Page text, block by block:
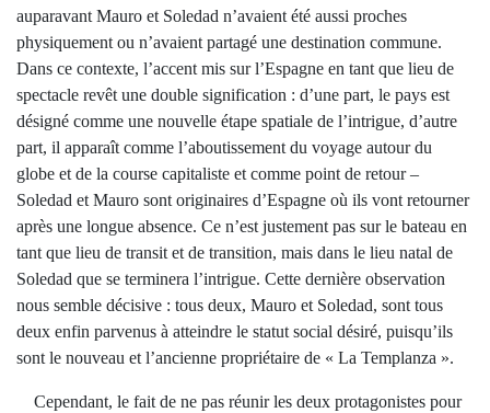
auparavant Mauro et Soledad n’avaient été aussi proches
physiquement ou n’avaient partagé une destination commune.
Dans ce contexte, l’accent mis sur l’Espagne en tant que lieu de
spectacle revêt une double signification : d’une part, le pays est
désigné comme une nouvelle étape spatiale de l’intrigue, d’autre
part, il apparaît comme l’aboutissement du voyage autour du
globe et de la course capitaliste et comme point de retour –
Soledad et Mauro sont originaires d’Espagne où ils vont retourner
après une longue absence. Ce n’est justement pas sur le bateau en
tant que lieu de transit et de transition, mais dans le lieu natal de
Soledad que se terminera l’intrigue. Cette dernière observation
nous semble décisive : tous deux, Mauro et Soledad, sont tous
deux enfin parvenus à atteindre le statut social désiré, puisqu’ils
sont le nouveau et l’ancienne propriétaire de « La Templanza ».
Cependant, le fait de ne pas réunir les deux protagonistes pour